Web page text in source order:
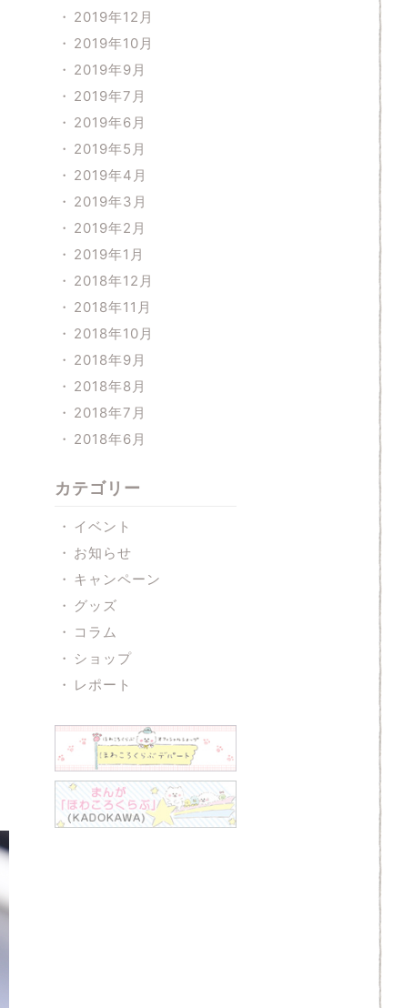
2019年12月
2019年10月
2019年9月
2019年7月
2019年6月
2019年5月
2019年4月
2019年3月
2019年2月
2019年1月
2018年12月
2018年11月
2018年10月
2018年9月
2018年8月
2018年7月
2018年6月
カテゴリー
イベント
お知らせ
キャンペーン
グッズ
コラム
ショップ
レポート